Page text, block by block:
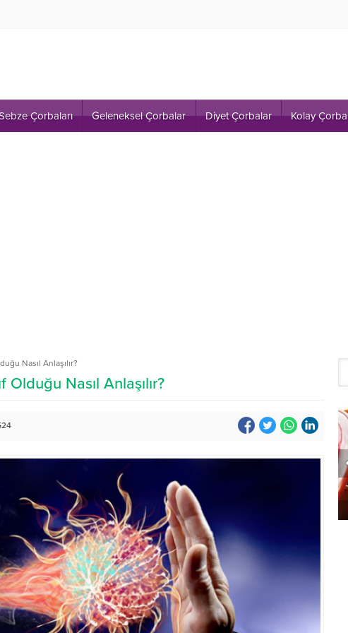
Çorbaları Geleneksel Çorbalar Diyet Çorbalar Kolay
Nasıl Anlaşılır?
Olduğu Nasıl Anlaşılır?
Ekrem Ağrısı Tedavisi